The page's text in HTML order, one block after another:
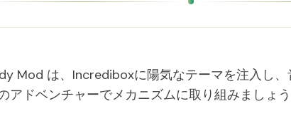
Mod は、Incrediboxに陽気なテーマを注入し、
ドベンチャーでメカニズムに取り組みましょう